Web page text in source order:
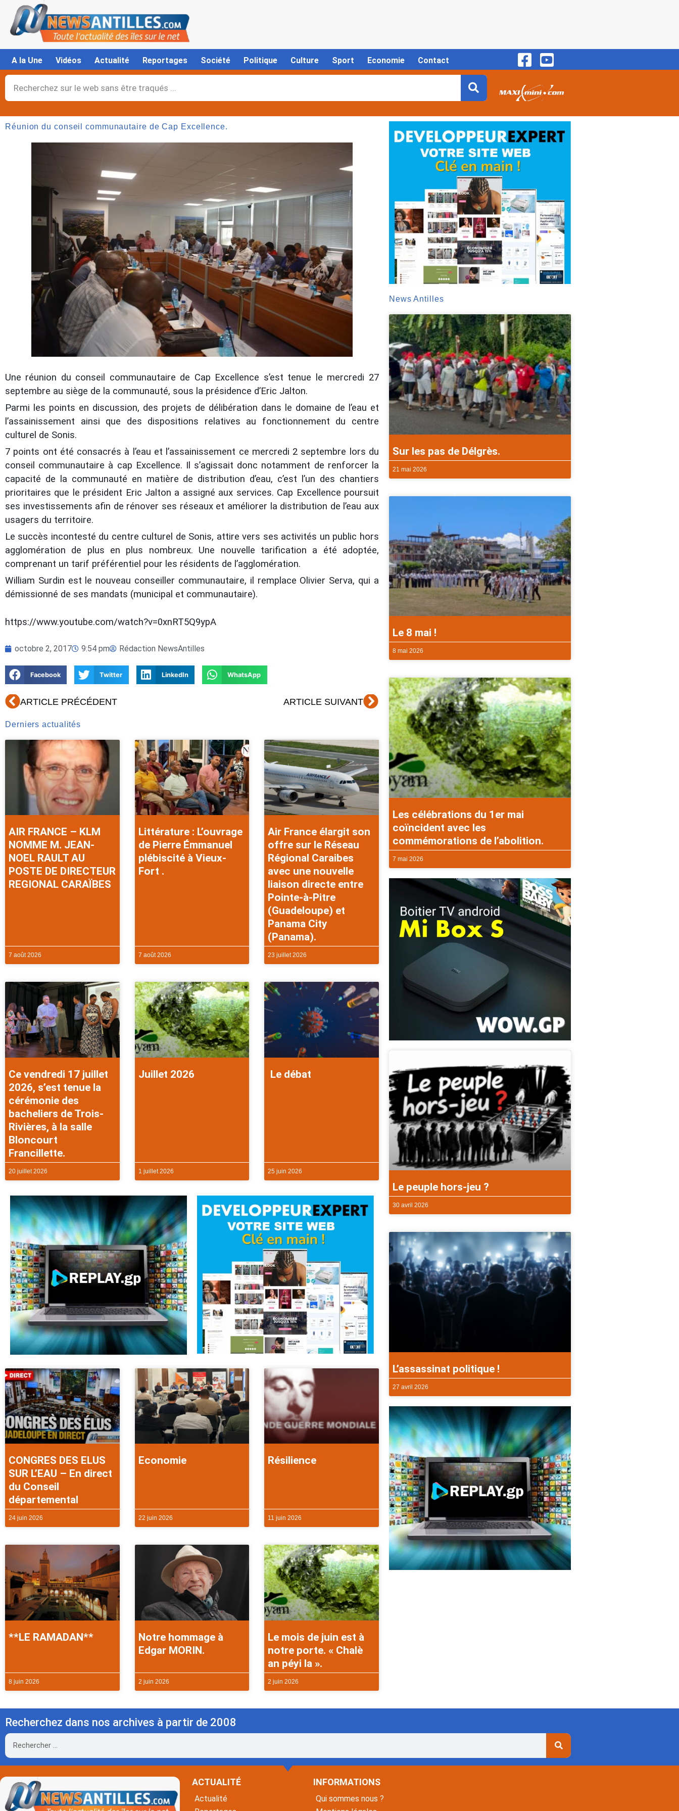
contenu
A la Une Vidéos Actualité Reportages Société Politique Culture Sport Economie Contact
Rechercher
Réunion du conseil communautaire de Cap Excellence.
Une réunion du conseil communautaire de Cap Excellence s’est tenue le mercredi 27
septembre au siège de la communauté, sous la présidence d’Eric Jalton.
Parmi les points en discussion, des projets de délibération dans le domaine de l’eau et
l’assainissement ainsi que des dispositions relatives au fonctionnement du centre
culturel de Sonis.
7 points ont été consacrés à l’eau et l’assainissement ce mercredi 2 septembre lors du
conseil communautaire à cap Excellence. Il s’agissait donc notamment de renforcer la
capacité de la communauté en matière de distribution d’eau, c’est l’un des chantiers
prioritaires que le président Eric Jalton a assigné aux services. Cap Excellence poursuit
ses investissements afin de rénover ses réseaux et améliorer la distribution de l’eau aux
usagers du territoire.
Le succès incontesté du centre culturel de Sonis, attire vers ses activités un public hors
agglomération de plus en plus nombreux. Une nouvelle tarification a été adoptée,
comprenant un tarif préférentiel pour les résidents de l’agglomération.
William Surdin est le nouveau conseiller communautaire, il remplace Olivier Serva, qui a
démissionné de ses mandats (municipal et communautaire).
https://www.youtube.com/watch?v=0xnRT5Q9ypA
octobre 2, 2017 9:54 pm Rédaction NewsAntilles
Facebook Twitter LinkedIn WhatsApp
Précédent
ARTICLE PRÉCÉDENT ARTICLE SUIVANTSuivant
Derniers actualités
AIR FRANCE – KLM
NOMME M. JEAN-
NOEL RAULT AU
POSTE DE DIRECTEUR
REGIONAL CARAÏBES
7 août 2026
Littérature : L’ouvrage
de Pierre Émmanuel
plébiscité à Vieux-
Fort .
7 août 2026
Air France élargit son
offre sur le Réseau
Régional Caraibes
avec une nouvelle
liaison directe entre
Pointe-à-Pitre
(Guadeloupe) et
Panama City
(Panama).
23 juillet 2026
Ce vendredi 17 juillet
2026, s’est tenue la
cérémonie des
bacheliers de Trois-
Rivières, à la salle
Bloncourt
Francillette.
20 juillet 2026
Juillet 2026
1 juillet 2026
Le débat
25 juin 2026
CONGRES DES ELUS
SUR L’EAU – En direct
du Conseil
départemental
24 juin 2026
Economie
22 juin 2026
Résilience
11 juin 2026
**LE RAMADAN**
8 juin 2026
Notre hommage à
Edgar MORIN.
2 juin 2026
Le mois de juin est à
notre porte. « Chalè
an péyi la ».
2 juin 2026
News Antilles
Sur les pas de Délgrès.
21 mai 2026
Le 8 mai !
8 mai 2026
Les célébrations du 1er mai
coïncident avec les
commémorations de l’abolition.
7 mai 2026
Le peuple hors-jeu ?
30 avril 2026
L’assassinat politique !
27 avril 2026
Recherchez dans nos archives à partir de 2008
Rechercher
ACTUALITÉ
Actualité
INFORMATIONS
Qui sommes nous ?